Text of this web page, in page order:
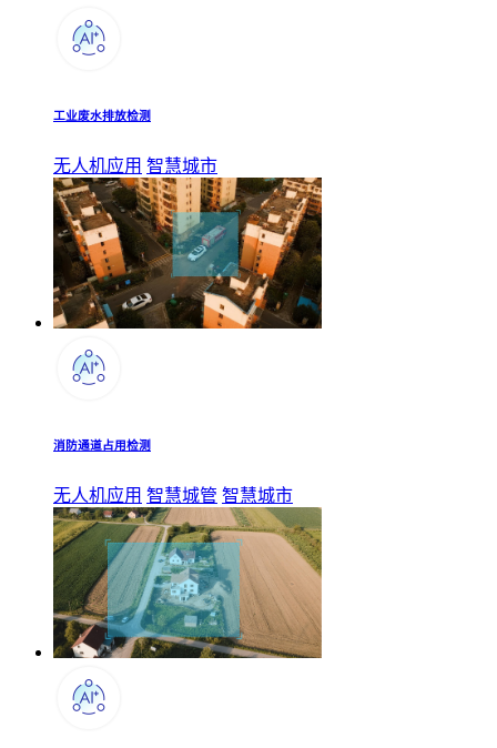
工业废水排放检测
无人机应用 智慧城市
消防通道占用检测
无人机应用 智慧城管 智慧城市